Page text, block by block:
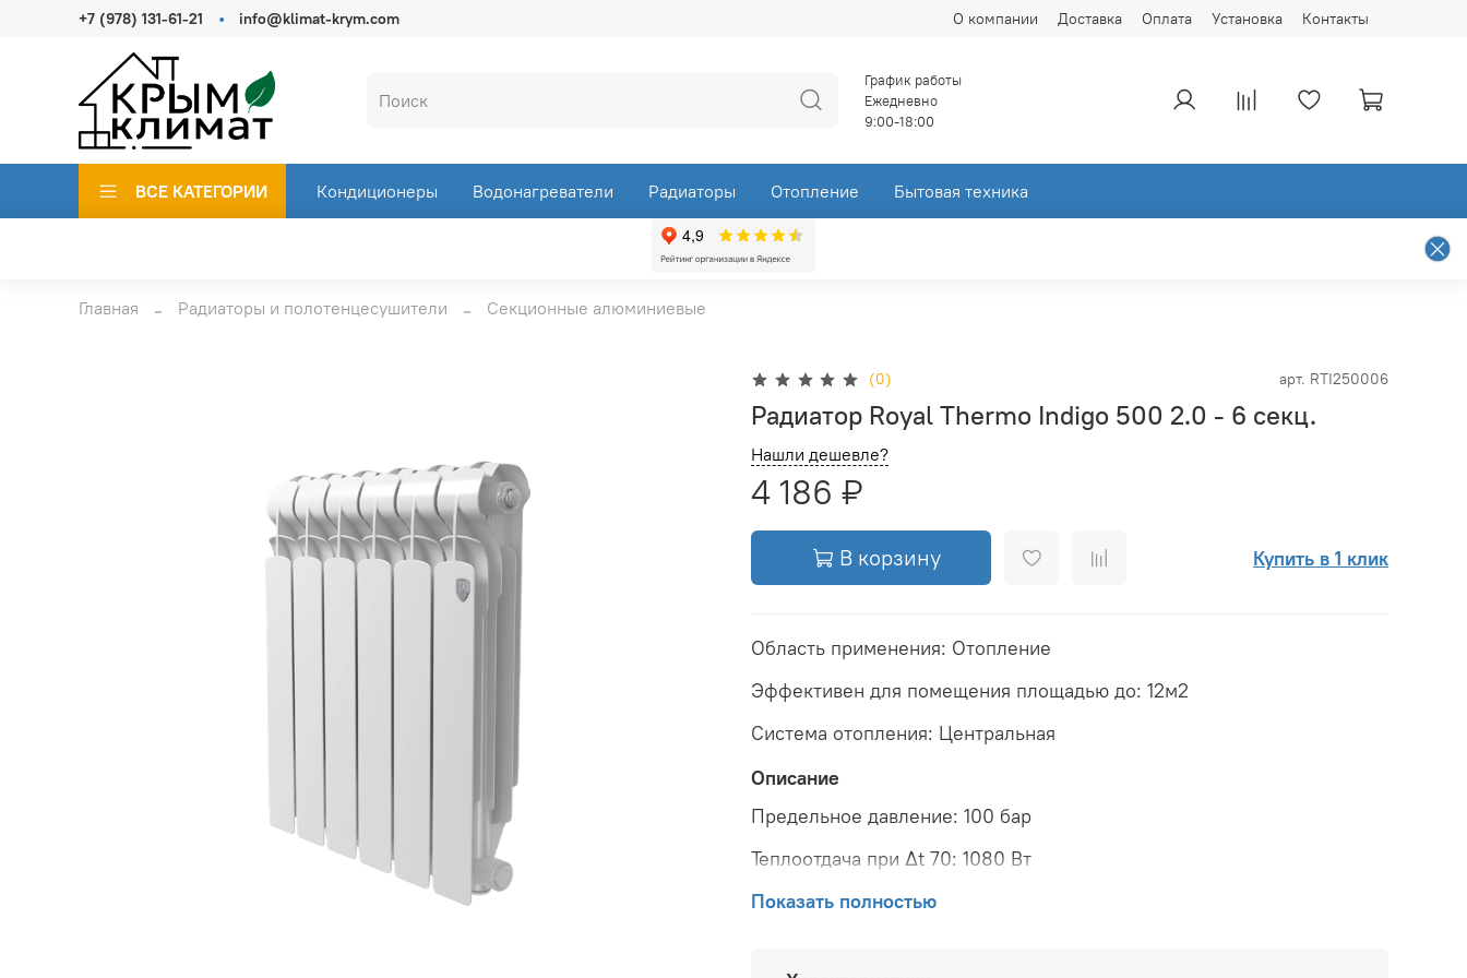
О компании Доставка Оплата Установка Контакты
+7 (978) 131-61-21 info@klimat-krym.com
График работы
Ежедневно
9:00-18:00
ВСЕ КАТЕГОРИИ Кондиционеры Водонагреватели Радиаторы Отопление Бытовая техника
Главная Радиаторы и полотенцесушители Секционные алюминиевые
(0) арт. RTI250006
Радиатор Royal Thermo Indigo 500 2.0 - 6 секц.
Нашли дешевле?
4 186 ₽
В корзину Купить в 1 клик
Область применения: Отопление
Эффективен для помещения площадью до: 12м2
Система отопления: Центральная
Описание
Предельное давление: 100 бар
Теплоотдача при Δt 70: 1080 Вт
Теплоотдача при Δt 60: 1080 Вт
Показать полностью